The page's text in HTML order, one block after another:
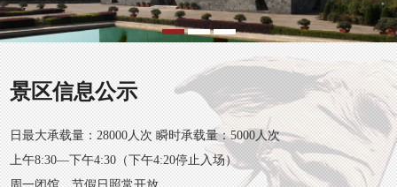
本馆概况
历史沿革
主要荣誉
服务
参观指南
交通路线
问卷调查
参观预约
资讯
新闻动态
实时资讯
收藏
3D文物
展览
景区信息公示
日最大承载量：28000人次 瞬时承载量：5000人次
上午8:30—下午4:30（下午4:20停止入场）